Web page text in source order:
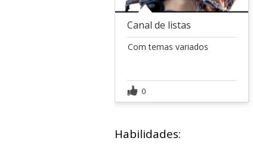
Canal de listas
Com temas variados
0
Habilidades: